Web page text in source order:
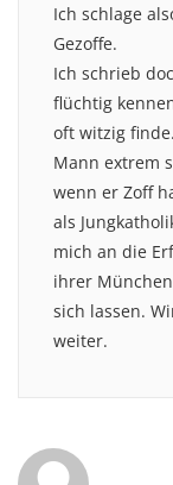
Ich schlage
Gezoffe.
Ich schrieb
flüchtig
oft witzig
Mann extrem
wenn er Zoff
als
mich an die
ihrer
sich lassen.
weiter.